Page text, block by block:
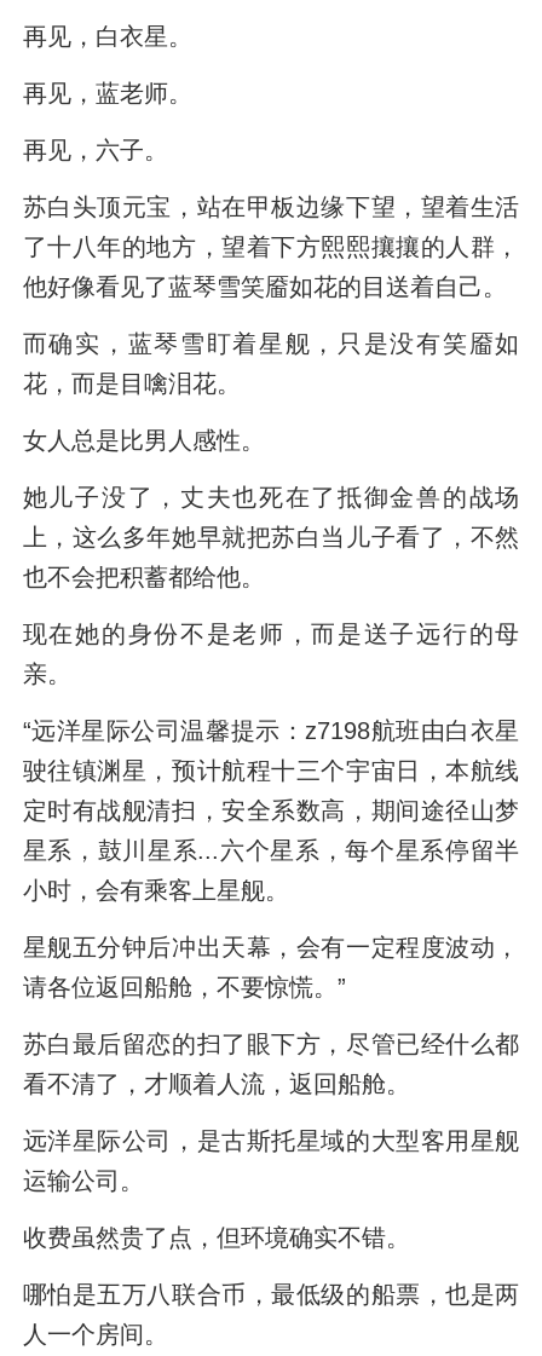
再见，白衣星。
再见，蓝老师。
再见，六子。
苏白头顶元宝，站在甲板边缘下望，望着生活
了十八年的地方，望着下方熙熙攘攘的人群，
他好像看见了蓝琴雪笑靥如花的目送着自己。
而确实，蓝琴雪盯着星舰，只是没有笑靥如
花，而是目噙泪花。
女人总是比男人感性。
她儿子没了，丈夫也死在了抵御金兽的战场
上，这么多年她早就把苏白当儿子看了，不然
也不会把积蓄都给他。
现在她的身份不是老师，而是送子远行的母
亲。
“远洋星际公司温馨提示：z7198航班由白衣星
驶往镇渊星，预计航程十三个宇宙日，本航线
定时有战舰清扫，安全系数高，期间途径山梦
星系，鼓川星系...六个星系，每个星系停留半
小时，会有乘客上星舰。
星舰五分钟后冲出天幕，会有一定程度波动，
请各位返回船舱，不要惊慌。”
苏白最后留恋的扫了眼下方，尽管已经什么都
看不清了，才顺着人流，返回船舱。
远洋星际公司，是古斯托星域的大型客用星舰
运输公司。
收费虽然贵了点，但环境确实不错。
哪怕是五万八联合币，最低级的船票，也是两
人一个房间。